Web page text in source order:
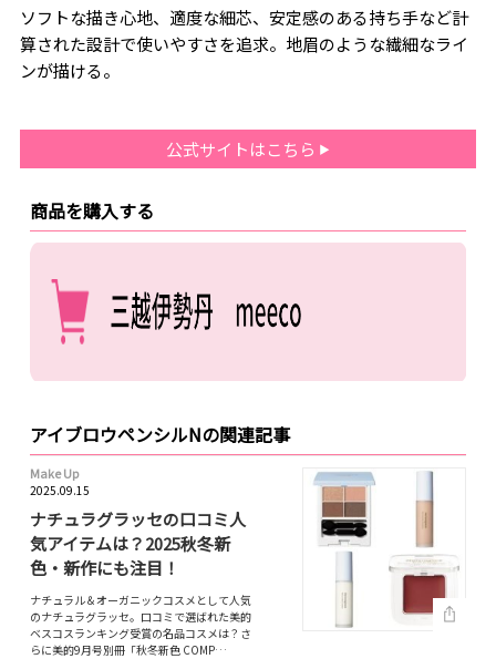
ソフトな描き心地、適度な細芯、安定感のある持ち手など計
算された設計で使いやすさを追求。地眉のような繊細なライ
ンが描ける。
公式サイトはこちら
商品を購入する
アイブロウペンシルNの関連記事
Make Up
2025.09.15
ナチュラグラッセの口コミ人
気アイテムは？2025秋冬新
色・新作にも注目！
ナチュラル＆オーガニックコスメとして人気
のナチュラグラッセ。口コミで選ばれた美的
ベスコスランキング受賞の名品コスメは？さ
らに美的9月号別冊「秋冬新色 COMP…